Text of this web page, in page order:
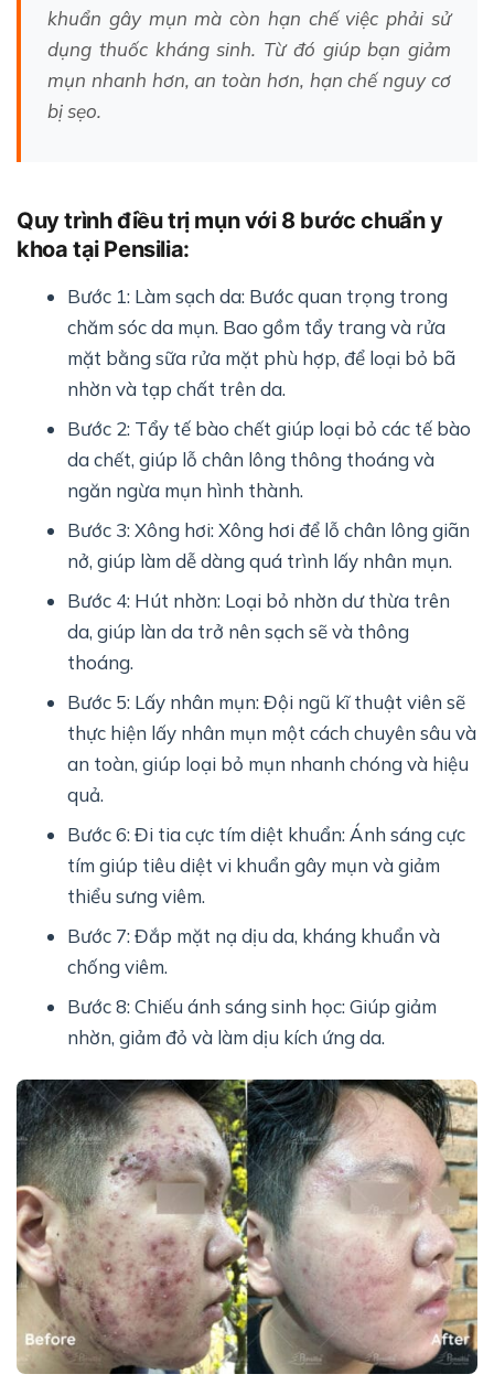
khuẩn gây mụn mà còn hạn chế việc phải sử
dụng thuốc kháng sinh. Từ đó giúp bạn giảm
mụn nhanh hơn, an toàn hơn, hạn chế nguy cơ
bị sẹo.
Quy trình điều trị mụn với 8 bước chuẩn y
khoa tại Pensilia:
Bước 1: Làm sạch da: Bước quan trọng trong
chăm sóc da mụn. Bao gồm tẩy trang và rửa
mặt bằng sữa rửa mặt phù hợp, để loại bỏ bã
nhờn và tạp chất trên da.
Bước 2: Tẩy tế bào chết giúp loại bỏ các tế bào
da chết, giúp lỗ chân lông thông thoáng và
ngăn ngừa mụn hình thành.
Bước 3: Xông hơi: Xông hơi để lỗ chân lông giãn
nở, giúp làm dễ dàng quá trình lấy nhân mụn.
Bước 4: Hút nhờn: Loại bỏ nhờn dư thừa trên
da, giúp làn da trở nên sạch sẽ và thông
thoáng.
Bước 5: Lấy nhân mụn: Đội ngũ kĩ thuật viên sẽ
thực hiện lấy nhân mụn một cách chuyên sâu và
an toàn, giúp loại bỏ mụn nhanh chóng và hiệu
quả.
Bước 6: Đi tia cực tím diệt khuẩn: Ánh sáng cực
tím giúp tiêu diệt vi khuẩn gây mụn và giảm
thiểu sưng viêm.
Bước 7: Đắp mặt nạ dịu da, kháng khuẩn và
chống viêm.
Bước 8: Chiếu ánh sáng sinh học: Giúp giảm
nhờn, giảm đỏ và làm dịu kích ứng da.